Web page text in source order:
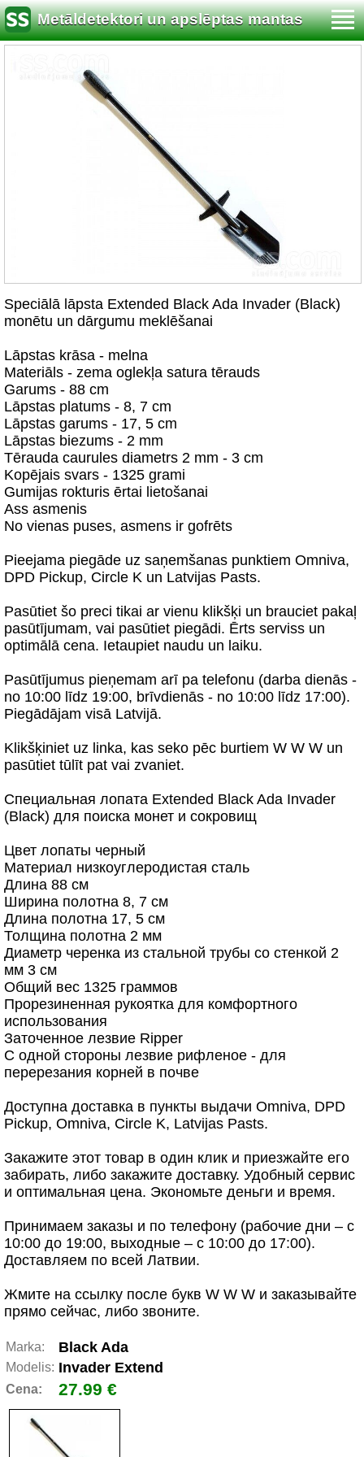
Metāldetektori un apslēptas mantas
meklēšana
Speciālā lāpsta Extended Black Ada Invader (Black)
monētu un dārgumu meklēšanai
Lāpstas krāsa - melna
Materiāls - zema oglekļa satura tērauds
Garums - 88 cm
Lāpstas platums - 8, 7 cm
Lāpstas garums - 17, 5 cm
Lāpstas biezums - 2 mm
Tērauda caurules diametrs 2 mm - 3 cm
Kopējais svars - 1325 grami
Gumijas rokturis ērtai lietošanai
Ass asmenis
No vienas puses, asmens ir gofrēts
Pieejama piegāde uz saņemšanas punktiem Omniva,
DPD Pickup, Circle K un Latvijas Pasts.
Pasūtiet šo preci tikai ar vienu klikšķi un brauciet pakaļ
pasūtījumam, vai pasūtiet piegādi. Ērts serviss un
optimālā cena. Ietaupiet naudu un laiku.
Pasūtījumus pieņemam arī pa telefonu (darba dienās -
no 10:00 līdz 19:00, brīvdienās - no 10:00 līdz 17:00).
Piegādājam visā Latvijā.
Klikšķiniet uz linka, kas seko pēc burtiem W W W un
pasūtiet tūlīt pat vai zvaniet.
Специальная лопата Extended Black Ada Invader
(Black) для поиска монет и сокровищ
Цвет лопаты черный
Материал низкоуглеродистая сталь
Длина 88 см
Ширина полотна 8, 7 см
Длина полотна 17, 5 см
Толщина полотна 2 мм
Диаметр черенка из стальной трубы со стенкой 2
мм 3 см
Общий вес 1325 граммов
Прорезиненная рукоятка для комфортного
использования
Заточенное лезвие Ripper
С одной стороны лезвие рифленое - для
перерезания корней в почве
Доступна доставка в пункты выдачи Omniva, DPD
Pickup, Omniva, Circle K, Latvijas Pasts.
Закажите этот товар в один клик и приезжайте его
забирать, либо закажите доставку. Удобный сервис
и оптимальная цена. Экономьте деньги и время.
Принимаем заказы и по телефону (рабочие дни – с
10:00 до 19:00, выходные – с 10:00 до 17:00).
Доставляем по всей Латвии.
Жмите на ссылку после букв W W W и заказывайте
прямо сейчас, либо звоните.
Marka: Black Ada
Modelis: Invader Extend
Cena: 27.99 €